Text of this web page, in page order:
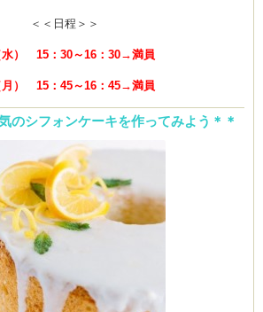
＜＜日程＞＞
水） 15：30～16：30→満員
月） 15：45～16：45→満員
のシフォンケーキを作ってみよう＊＊